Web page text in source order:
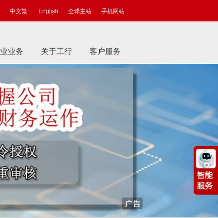
中文繁 English 全球主站 手机网站
业务 关于工行 客户服务